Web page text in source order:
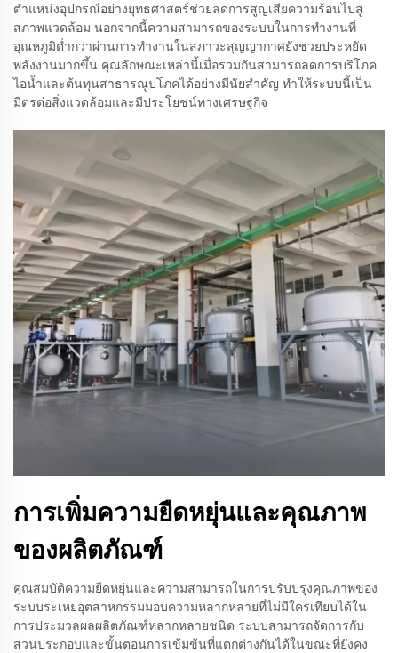
ตำแหน่งอุปกรณ์อย่างยุทธศาสตร์ช่วยลดการสูญเสียความร้อนไปสู่
สภาพแวดล้อม นอกจากนี้ความสามารถของระบบในการทำงานที่
อุณหภูมิต่ำกว่าผ่านการทำงานในสภาวะสุญญากาศยังช่วยประหยัด
พลังงานมากขึ้น คุณลักษณะเหล่านี้เมื่อรวมกันสามารถลดการบริโภค
ไอน้ำและต้นทุนสาธารณูปโภคได้อย่างมีนัยสำคัญ ทำให้ระบบนี้เป็น
มิตรต่อสิ่งแวดล้อมและมีประโยชน์ทางเศรษฐกิจ
การเพิ่มความยืดหยุ่นและคุณภาพ
ของผลิตภัณฑ์
คุณสมบัติความยืดหยุ่นและความสามารถในการปรับปรุงคุณภาพของ
ระบบระเหยอุตสาหกรรมมอบความหลากหลายที่ไม่มีใครเทียบได้ใน
การประมวลผลผลิตภัณฑ์หลากหลายชนิด ระบบสามารถจัดการกับ
ส่วนประกอบและขั้นตอนการเข้มข้นที่แตกต่างกันได้ในขณะที่ยังคง